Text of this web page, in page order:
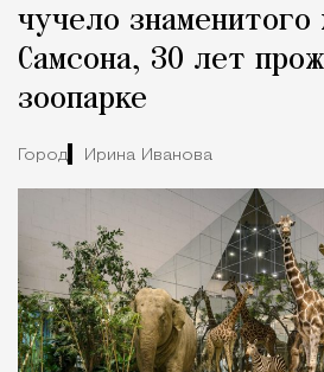
чучело знаменитого
Самсона, 30 лет
зоопарке
Город Ирина Иванова